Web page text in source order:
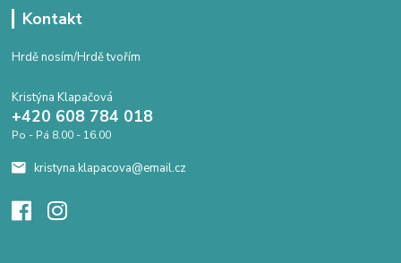
Kontakt
Hrdě nosím/Hrdě tvořím
Kristýna Klapačová
+420 608 784 018
Po - Pá 8.00 - 16.00
kristyna.klapacova@email.cz